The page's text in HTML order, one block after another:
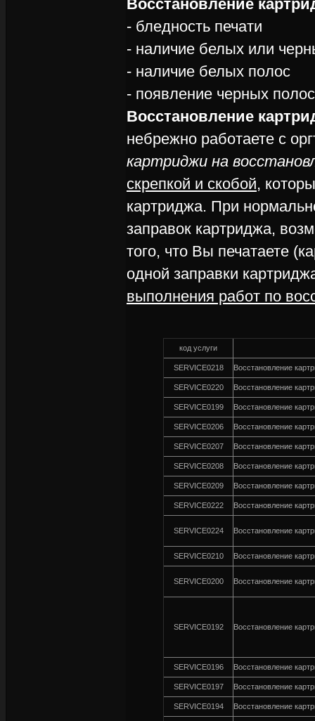
Восстановление
- бледность печати
- наличие белых или
- наличие белых полос
- появление черных
Восстановление
небрежно работаете с
картриджи на
скрепкой и скобой,
картриджа. При
заправок картриджа,
того, что Вы печатаете
одной заправки
выполнения работ по
код услуги
SERVICE0218 Восстановление
SERVICE0220 Восстановление
SERVICE0199 Восстановление
SERVICE0206 Восстановление
SERVICE0207 Восстановление
SERVICE0208 Восстановление
SERVICE0209 Восстановление
SERVICE0222 Восстановление
SERVICE0224 Восстановление
SERVICE0210 Восстановление
SERVICE0200 Восстановление
SERVICE0192 Восстановление
SERVICE0196 Восстановление
SERVICE0197 Восстановление
SERVICE0194 Восстановление